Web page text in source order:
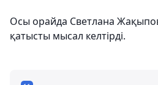
Осы орайда Светлана
қатысты мысал келтірді.